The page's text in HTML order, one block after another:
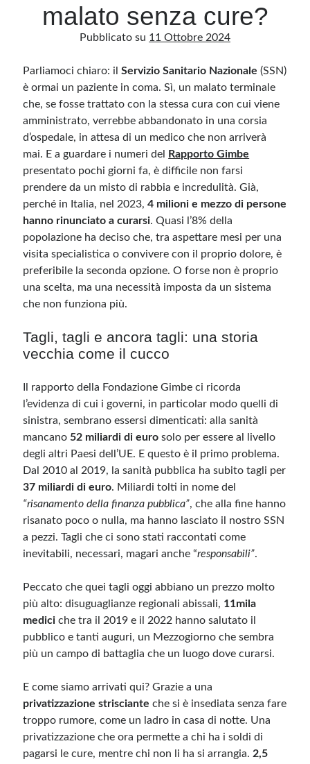
Categorie
Categorie
Questo blog non rappresenta una testata giornalistica, in quanto viene aggiornato
senza alcuna periodicità. Non può pertanto considerarsi un prodotto editoriale ai
sensi della legge n· 62 del 7.03.2001. L’autore non è responsabile di quanto
pubblicato dai lettori nei commenti ai vari post. Saranno comunque cancellati quelli
ritenuti offensivi o lesivi dell’immagine o dell’onorabilità di terzi, di genere spam,
razzisti o che contengano dati personali non conformi al rispetto delle norme sulla
privacy. Alcune immagini inserite in questo blog sono tratte da Internet e, pertanto,
diritti d’autore, vi invito a comunicarlo via e-mail a info[at]dinovalle.it e saranno
tramite link né del loro contenuto, che può essere soggetto a variazioni nel tempo.
Meta
Feed dei contenuti
Feed dei commenti
WordPress.org
malato senza cure?
Pubblicato su 11 Ottobre 2024
Parliamoci chiaro: ilServizio Sanitario Nazionale (SSN)
è ormai un paziente in coma. Sì, un malato terminale
che, se fosse trattato con la stessa cura con cui viene
amministrato, verrebbe abbandonato in una corsia
d’ospedale, in attesa di un medico che non arriverà
mai. E a guardare i numeri del
Rapporto Gimbe
presentato pochi giorni fa, è difficile non farsi
prendere da un misto di rabbia e incredulità. Già,
perché in Italia, nel 2023,4 milioni e mezzo di persone
hanno rinunciato a curarsi. Quasi l’8% della
popolazione ha deciso che, tra aspettare mesi per una
visita specialistica o convivere con il proprio dolore, è
preferibile la seconda opzione. O forse non è proprio
una scelta, ma una necessità imposta da un sistema
che non funziona più.
Tagli, tagli e ancora tagli: una storia
vecchia come il cucco
Il rapporto della Fondazione Gimbe ci ricorda
l’evidenza di cui i governi, in particolar modo quelli di
sinistra, sembrano essersi dimenticati: alla sanità
mancano 52 miliardi di euro solo per essere al livello
degli altri Paesi dell’UE. E questo è il primo problema.
Dal 2010 al 2019, la sanità pubblica ha subito tagli per
37 miliardi di euro. Miliardi tolti in nome del
“risanamento della finanza pubblica”, che alla fine hanno
risanato poco o nulla, ma hanno lasciato il nostro SSN
a pezzi. Tagli che ci sono stati raccontati come
inevitabili, necessari, magari anche “responsabili”.
Peccato che quei tagli oggi abbiano un prezzo molto
più alto: disuguaglianze regionali abissali, 11mila
medici che tra il 2019 e il 2022 hanno salutato il
pubblico e tanti auguri, un Mezzogiorno che sembra
più un campo di battaglia che un luogo dove curarsi.
E come siamo arrivati qui? Grazie a una
privatizzazione strisciante che si è insediata senza fare
troppo rumore, come un ladro in casa di notte. Una
privatizzazione che ora permette a chi ha i soldi di
pagarsi le cure, mentre chi non li ha si arrangia. 2,5